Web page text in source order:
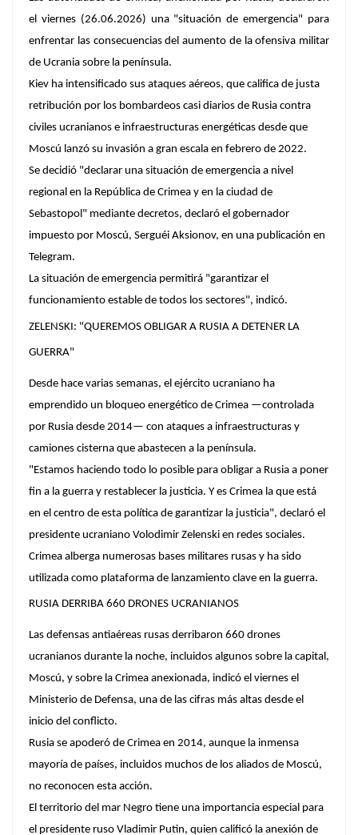
el viernes (26.06.2026) una "situación de emergencia" para
enfrentar las consecuencias del aumento de la ofensiva militar
de Ucrania sobre la península.
Kiev ha intensificado sus ataques aéreos, que califica de justa
retribución por los bombardeos casi diarios de Rusia contra
civiles ucranianos e infraestructuras energéticas desde que
Moscú lanzó su invasión a gran escala en febrero de 2022.
Se decidió "declarar una situación de emergencia a nivel
regional en la República de Crimea y en la ciudad de
Sebastopol" mediante decretos, declaró el gobernador
impuesto por Moscú, Serguéi Aksionov, en una publicación en
Telegram.
La situación de emergencia permitirá "garantizar el
funcionamiento estable de todos los sectores", indicó.
ZELENSKI: "QUEREMOS OBLIGAR A RUSIA A DETENER LA
GUERRA"
Desde hace varias semanas, el ejército ucraniano ha
emprendido un bloqueo energético de Crimea —controlada
por Rusia desde 2014— con ataques a infraestructuras y
camiones cisterna que abastecen a la península.
"Estamos haciendo todo lo posible para obligar a Rusia a poner
fin a la guerra y restablecer la justicia. Y es Crimea la que está
en el centro de esta política de garantizar la justicia", declaró el
presidente ucraniano Volodimir Zelenski en redes sociales.
Crimea alberga numerosas bases militares rusas y ha sido
utilizada como plataforma de lanzamiento clave en la guerra.
RUSIA DERRIBA 660 DRONES UCRANIANOS
Las defensas antiaéreas rusas derribaron 660 drones
ucranianos durante la noche, incluidos algunos sobre la capital,
Moscú, y sobre la Crimea anexionada, indicó el viernes el
Ministerio de Defensa, una de las cifras más altas desde el
inicio del conflicto.
Rusia se apoderó de Crimea en 2014, aunque la inmensa
mayoría de países, incluidos muchos de los aliados de Moscú,
no reconocen esta acción.
El territorio del mar Negro tiene una importancia especial para
el presidente ruso Vladimir Putin, quien calificó la anexión de